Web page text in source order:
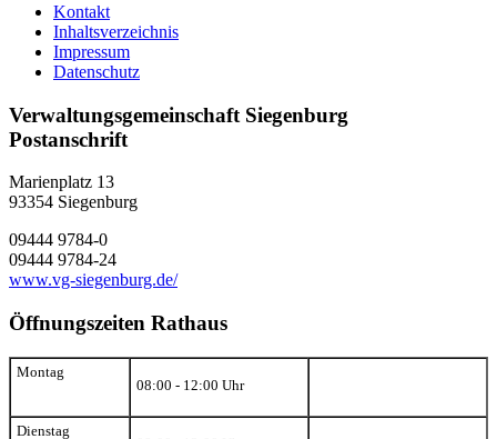
Kontakt
Inhaltsverzeichnis
Impressum
Datenschutz
Verwaltungsgemeinschaft Siegenburg
Postanschrift
Marienplatz 13
93354 Siegenburg
09444 9784-0
09444 9784-24
www.vg-siegenburg.de/
Öffnungszeiten Rathaus
Montag
08:00 - 12:00 Uhr
Dienstag